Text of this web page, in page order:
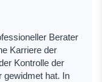
Berater
Karriere der
Kontrolle der
gewidmet hat. In